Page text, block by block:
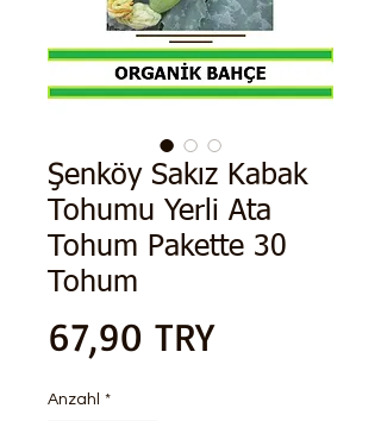
Şenköy Sakız Kabak
Tohumu Yerli Ata
Tohum Pakette 30
Tohum
67,90 TRYPreis
Anzahl *